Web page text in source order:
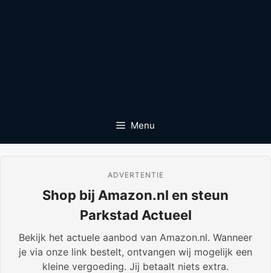
Menu
ADVERTENTIE
Shop bij Amazon.nl en steun
Parkstad Actueel
Bekijk het actuele aanbod van Amazon.nl. Wanneer
je via onze link bestelt, ontvangen wij mogelijk een
kleine vergoeding. Jij betaalt niets extra.